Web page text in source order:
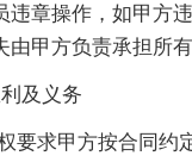
违章操作，如甲方
甲方负责承担所有
及义务
求甲方按合同约